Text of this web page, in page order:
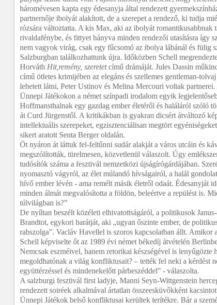
háromévesen kapta egy édesanyja által rendezett
partnernője ibolyát alakított, de a szerepet a rendező, ki tudja
rózsára változtatta. A kis Max, aki az ibolyát romantikusabbnak
rivaldafénybe, és fittyet hányva minden rendezői utasításra így
nem vagyok virág, csak egy fűcsomó az ibolya lábánál és fülig
Salzburgban találkozhattunk újra. Időközben Schell
Horváth Hit,remény, szeretetcímű drámáját. Jules Dassin
című ötletes krimijében az elegáns és szellemes gentleman-
lehetett látni, Peter Ustinov és Melina Mercouri voltak
Ünnepi Játékokon a német színpadi irodalom egyik
Hoffmansthalnak egy gazdag ember életéről és haláláról szóló
át Curd Jürgenstől. A kritikákban is gyakran dicsért átváltozó
intellektuális szerepeket, egzisztenciálisan megtört
sikert aratott Senta Berger oldalán.
Öt nyáron át láttuk fel-feltűnni sudár alakját a város utcáin és
megszólították, türelmesen, közvetlenül válaszolt. Úgy
tudósítók száma a fesztivál nemzetközi újságírógárdájában.
nyomasztó vágyról, az élet múlandó hívságairól, a halál
hívő ember lévén - ama remélt másik életről odaát. Édesanyját
minden álmát megvalósította a földön, beleértve a repülést is.
túlvilágban is?”
De nyíltan beszélt közéleti elhivatottságáról, a politikusok
Brandtot, egykori barátját, aki „ugyan őszinte ember, de
rabszolga”. Vacláv Havellel is szoros kapcsolatban állt. Amikor
Schell képviselte őt az 1989 évi német békedíj átvételén
Nemcsak eszméivel, hanem retorikai készségével is lenyűgözte
megoldhatónak a világ konfliktusait? – tették fel neki a kérdést
együttérzéssel és mindenekelőtt párbeszéddel” - válaszolta.
A salzburgi fesztivál first ladyje, Manni Seyn-Wittgenstein
rendezett soiréek alkalmával ártatlan összeesküvőkként
Ünnepi Játékok belső konfliktusai kerültek terítékre. Bár a